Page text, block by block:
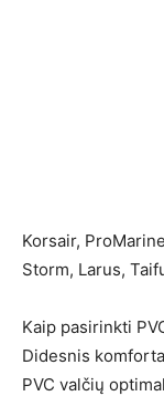
Korsair,
Storm, Larus,
Kaip pasirinkti
Didesnis
PVC valčių